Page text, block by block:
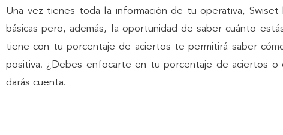
Una vez tienes toda la información de tu operativa, Swiset
básicas pero, además, la oportunidad de saber cuánto
tiene con tu porcentaje de aciertos te permitirá saber
positiva. ¿Debes enfocarte en tu porcentaje de aciertos
darás cuenta.